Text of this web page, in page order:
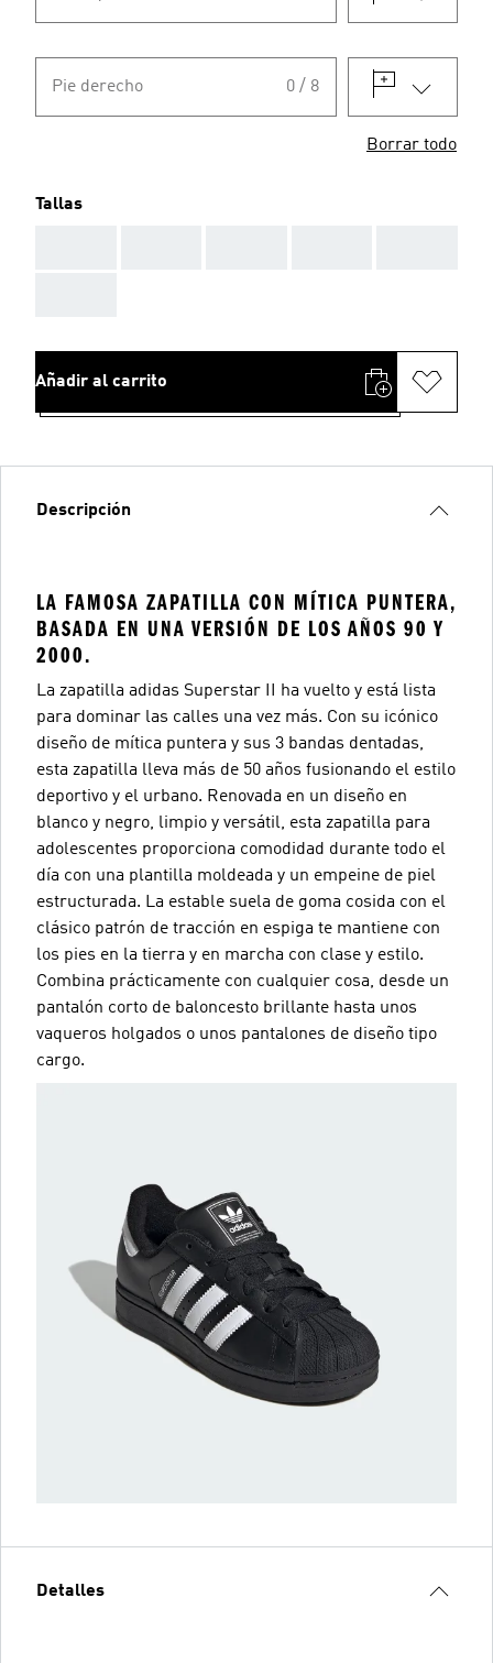
Pie derecho 0 / 8
Borrar todo
Tallas
Añadir al carrito
Descripción
LA FAMOSA ZAPATILLA CON MÍTICA PUNTERA,
BASADA EN UNA VERSIÓN DE LOS AÑOS 90 Y
2000.
La zapatilla adidas Superstar II ha vuelto y está lista
para dominar las calles una vez más. Con su icónico
diseño de mítica puntera y sus 3 bandas dentadas,
esta zapatilla lleva más de 50 años fusionando el estilo
deportivo y el urbano. Renovada en un diseño en
blanco y negro, limpio y versátil, esta zapatilla para
adolescentes proporciona comodidad durante todo el
día con una plantilla moldeada y un empeine de piel
estructurada. La estable suela de goma cosida con el
clásico patrón de tracción en espiga te mantiene con
los pies en la tierra y en marcha con clase y estilo.
Combina prácticamente con cualquier cosa, desde un
pantalón corto de baloncesto brillante hasta unos
vaqueros holgados o unos pantalones de diseño tipo
cargo.
Detalles